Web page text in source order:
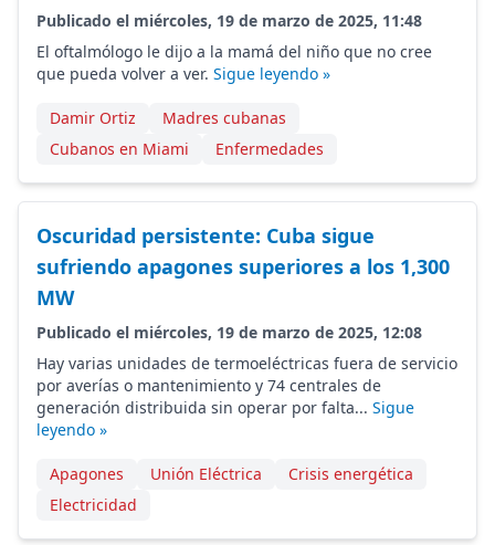
Publicado el miércoles, 19 de marzo de 2025, 11:48
El oftalmólogo le dijo a la mamá del niño que no cree
que pueda volver a ver. Sigue leyendo »
Damir Ortiz
Madres cubanas
Cubanos en Miami
Enfermedades
Oscuridad persistente: Cuba sigue
sufriendo apagones superiores a los 1,300
MW
Publicado el miércoles, 19 de marzo de 2025, 12:08
Hay varias unidades de termoeléctricas fuera de servicio
por averías o mantenimiento y 74 centrales de
generación distribuida sin operar por falta... Sigue
leyendo »
Apagones Unión Eléctrica
Crisis energética
Electricidad